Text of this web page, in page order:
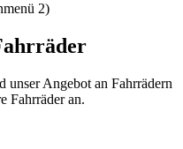
2)
unser Angebot an Fahrrädern
Fahrräder an.